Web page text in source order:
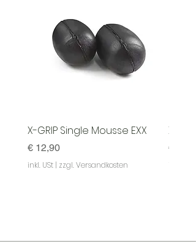
X-GRIP Single Mousse EXX
Preis
€ 12,90
inkl. USt | zzgl. Versandkosten
X-
Preis
€